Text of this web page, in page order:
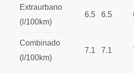
Extraurbano
(l/100km)
6.5 6.5
Combinado
(l/100km)
7.1 7.1